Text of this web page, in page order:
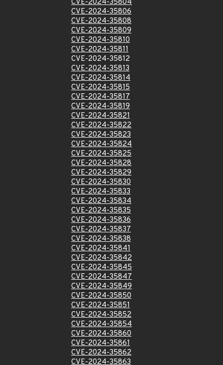
CVE-2024-35804
CVE-2024-35806
CVE-2024-35808
CVE-2024-35809
CVE-2024-35810
CVE-2024-35811
CVE-2024-35812
CVE-2024-35813
CVE-2024-35814
CVE-2024-35815
CVE-2024-35817
CVE-2024-35819
CVE-2024-35821
CVE-2024-35822
CVE-2024-35823
CVE-2024-35824
CVE-2024-35825
CVE-2024-35828
CVE-2024-35829
CVE-2024-35830
CVE-2024-35833
CVE-2024-35834
CVE-2024-35835
CVE-2024-35836
CVE-2024-35837
CVE-2024-35838
CVE-2024-35841
CVE-2024-35842
CVE-2024-35845
CVE-2024-35847
CVE-2024-35849
CVE-2024-35850
CVE-2024-35851
CVE-2024-35852
CVE-2024-35854
CVE-2024-35860
CVE-2024-35861
CVE-2024-35862
CVE-2024-35863